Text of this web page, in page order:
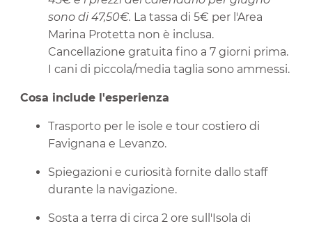
sono di 47,50€. La tassa di 5€ per l'Area
Marina Protetta non è inclusa.
Cancellazione gratuita fino a 7 giorni prima.
I cani di piccola/media taglia sono ammessi.
Cosa include l'esperienza
Trasporto per le isole e tour costiero di
Favignana e Levanzo.
Spiegazioni e curiosità fornite dallo staff
durante la navigazione.
Sosta a terra di circa 2 ore sull'Isola di